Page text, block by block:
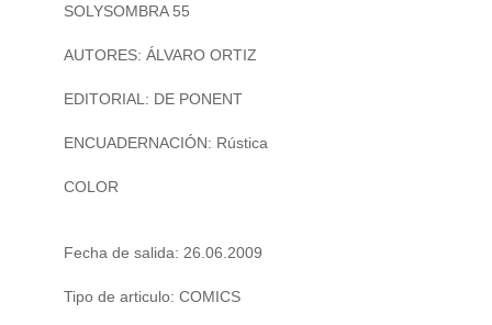
SOLYSOMBRA 55
AUTORES: ÁLVARO ORTIZ
EDITORIAL: DE PONENT
ENCUADERNACIÓN: Rústica
COLOR
Fecha de salida: 26.06.2009
Tipo de articulo: COMICS